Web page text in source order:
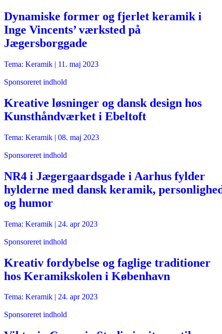
Dynamiske former og fjerlet keramik i
Inge Vincents’ værksted på
Jægersborggade
Tema: Keramik | 11. maj 2023
Sponsoreret indhold
Kreative løsninger og dansk design hos
Kunsthåndværket i Ebeltoft
Tema: Keramik | 08. maj 2023
Sponsoreret indhold
NR4 i Jægergaardsgade i Aarhus fylder
hylderne med dansk keramik,
og humor
Tema: Keramik | 24. apr 2023
Sponsoreret indhold
Kreativ fordybelse og faglige traditioner
hos Keramikskolen i København
Tema: Keramik | 24. apr 2023
Sponsoreret indhold